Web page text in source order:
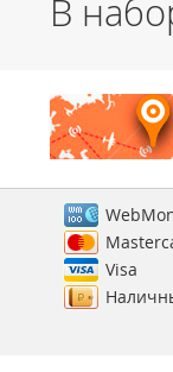
В
Visa